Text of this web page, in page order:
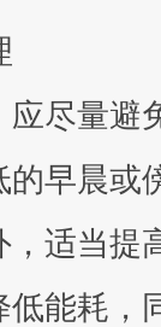
尽量避
早晨或
适当提
能耗，